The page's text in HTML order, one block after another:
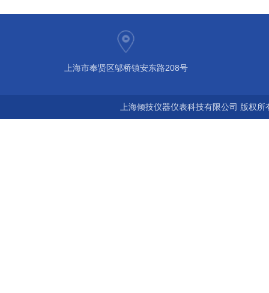
上海市奉贤区邬桥镇安东路208号
上海倾技仪器仪表科技有限公司 版权